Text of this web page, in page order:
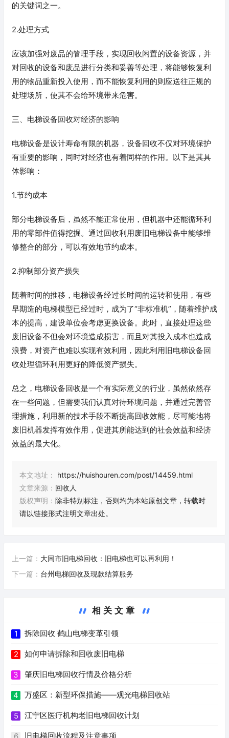
的关键词之一。
2.处理方式
应该加强对废品的管理手段，实现回收闲置的设备资源，并
对回收的设备和废品进行分类和妥善等处理，将能够恢复利
用的物品重新投入使用，而不能恢复利用的则应送往正规的
处理场所，使其不会给环境带来危害。
三、电梯设备回收对经济的影响
电梯设备是设计寿命有限的机器，设备回收不仅对环境保护
有重要的影响，同时对经济也有着同样的作用。以下是其具
体影响：
1.节约成本
部分电梯设备后，虽然不能正常使用，但机器中还能循环利
用的零部件值得挖掘。通过回收利用废旧电梯设备中能够维
修整合的部分，可以有效地节约成本。
2.抑制部分资产损失
随着时间的推移，电梯设备经过长时间的运转和使用，有些
早期造的电梯模型已经过时，成为了“非标准机”，随着维护成
本的提高，建设单位会考虑更换设备。此时，直接处理这些
废旧设备不但会对环境造成损害，而且对其投入成本也造成
浪费，对资产也难以实现有效利用，因此利用旧电梯设备回
收处理循环利用更好的降低资产损失。
总之，电梯设备回收是一个有实际意义的行业，虽然依然存
在一些问题，但需要我们认真对待环境问题，并通过完善管
理措施，利用新的技术手段不断提高回收效能，尽可能地将
废旧机器发挥有效作用，促进其所能达到的社会效益和经济
效益的最大化。
本文地址：
https://huishouren.com/post/14459.html
文章来源： 回收人
版权声明： 除非特别标注，否则均为本站原创文章，转载时
请以链接形式注明文章出处。
上一篇： 大同市旧电梯回收：旧电梯也可以再利用！
下一篇： 台州电梯回收及现款结算服务
相关文章
1 拆除回收 鹤山电梯变革引领
2 如何申请拆除和回收废旧电梯
3 肇庆旧电梯回收行情及价格分析
4 万盛区：新型环保措施——观光电梯回收站
5 江宁区医疗机构老旧电梯回收计划
旧电梯回收流程及注意事项